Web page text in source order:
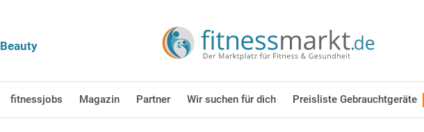
Beauty
fitnessjobs Magazin Partner Wir suchen für dich Preisliste Gebrauchtgeräte